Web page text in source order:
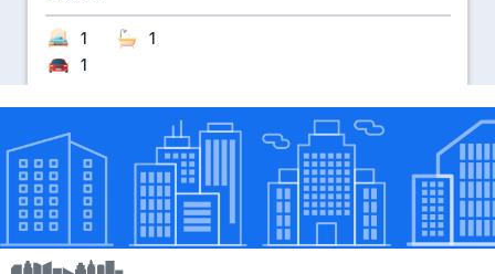
1
1
1
Valet Parking
Conocer
Preventa